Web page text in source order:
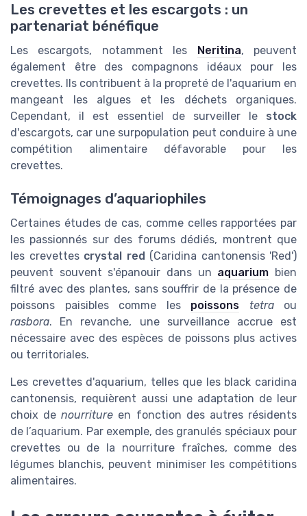
Les crevettes et les escargots : un
partenariat bénéfique
Les escargots, notamment les Neritina, peuvent
également être des compagnons idéaux pour les
crevettes. Ils contribuent à la propreté de l'aquarium en
mangeant les algues et les déchets organiques.
Cependant, il est essentiel de surveiller le stock
d'escargots, car une surpopulation peut conduire à une
compétition alimentaire défavorable pour les
crevettes.
Témoignages d’aquariophiles
Certaines études de cas, comme celles rapportées par
les passionnés sur des forums dédiés, montrent que
les crevettes crystal red (Caridina cantonensis 'Red')
peuvent souvent s'épanouir dans un aquarium bien
filtré avec des plantes, sans souffrir de la présence de
poissons paisibles comme les poissons tetraou
rasbora. En revanche, une surveillance accrue est
nécessaire avec des espèces de poissons plus actives
ou territoriales.
Les crevettes d'aquarium, telles que les black caridina
cantonensis, requièrent aussi une adaptation de leur
choix denourriture en fonction des autres résidents
de l’aquarium. Par exemple, des granulés spéciaux pour
crevettes ou de la nourriture fraîches, comme des
légumes blanchis, peuvent minimiser les compétitions
alimentaires.